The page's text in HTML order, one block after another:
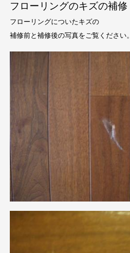
フローリングのキズの補修
フローリングについたキズの
補修前と補修後の写真をご覧ください。